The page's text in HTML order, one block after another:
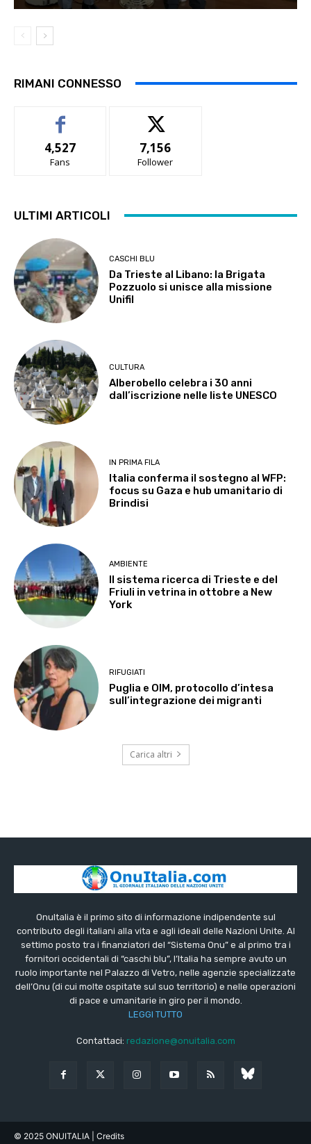
RIMANI CONNESSO
4,527
Fans
7,156
Follower
ULTIMI ARTICOLI
CASCHI BLU
Da Trieste al Libano: la Brigata
Pozzuolo si unisce alla missione
Unifil
CULTURA
Alberobello celebra i 30 anni
dall’iscrizione nelle liste UNESCO
IN PRIMA FILA
Italia conferma il sostegno al WFP:
focus su Gaza e hub umanitario di
Brindisi
AMBIENTE
Il sistema ricerca di Trieste e del
Friuli in vetrina in ottobre a New
York
RIFUGIATI
Puglia e OIM, protocollo d’intesa
sull’integrazione dei migranti
Carica altri
OnuItalia è il primo sito di informazione indipendente sul
contributo degli italiani alla vita e agli ideali delle Nazioni Unite. Al
settimo posto tra i finanziatori del “Sistema Onu” e al primo tra i
fornitori occidentali di “caschi blu”, l’Italia ha sempre avuto un
ruolo importante nel Palazzo di Vetro, nelle agenzie specializzate
dell’Onu (di cui molte ospitate sul suo territorio) e nelle operazioni
di pace e umanitarie in giro per il mondo.
LEGGI TUTTO
Contattaci: redazione@onuitalia.com
© 2025 ONUITALIA | Credits